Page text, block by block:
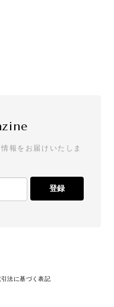
報をお届けいたしま
登録
法に基づく表記